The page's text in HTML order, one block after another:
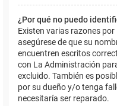
¿Por qué no puedo
Existen varias razones
asegúrese de que su
encuentren escritos
con La Administración
excluido. También es
por su dueño y/o tenga
necesitaría ser reparado.